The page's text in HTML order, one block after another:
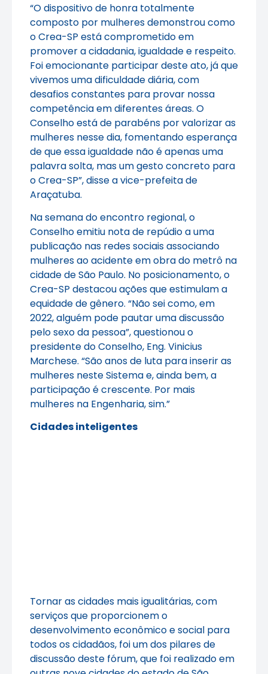
“O dispositivo de honra totalmente
composto por mulheres demonstrou como
o Crea-SP está comprometido em
promover a cidadania, igualdade e respeito.
Foi emocionante participar deste ato, já que
vivemos uma dificuldade diária, com
desafios constantes para provar nossa
competência em diferentes áreas. O
Conselho está de parabéns por valorizar as
mulheres nesse dia, fomentando esperança
de que essa igualdade não é apenas uma
palavra solta, mas um gesto concreto para
o Crea-SP”, disse a vice-prefeita de
Araçatuba.
Na semana do encontro regional, o
Conselho emitiu nota de repúdio a uma
publicação nas redes sociais associando
mulheres ao acidente em obra do metrô na
cidade de São Paulo. No posicionamento, o
Crea-SP destacou ações que estimulam a
equidade de gênero. “Não sei como, em
2022, alguém pode pautar uma discussão
pelo sexo da pessoa”, questionou o
presidente do Conselho, Eng. Vinicius
Marchese. “São anos de luta para inserir as
mulheres neste Sistema e, ainda bem, a
participação é crescente. Por mais
mulheres na Engenharia, sim.”
Cidades inteligentes
Tornar as cidades mais igualitárias, com
serviços que proporcionem o
desenvolvimento econômico e social para
todos os cidadãos, foi um dos pilares de
discussão deste fórum, que foi realizado em